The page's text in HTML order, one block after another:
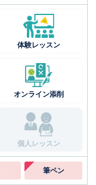
体験レッスン
オンライン添削
個人レッスン
筆ペン